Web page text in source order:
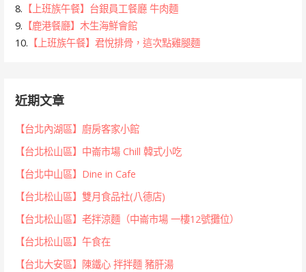
8. 【上班族午餐】台銀員工餐廳 牛肉麵
9. 【鹿港餐廳】木生海鮮會館
10. 【上班族午餐】君悅排骨，這次點雞腿麵
近期文章
【台北內湖區】廚房客家小館
【台北松山區】中崙市場 Chill 韓式小吃
【台北中山區】Dine in Cafe
【台北松山區】雙月食品社(八德店)
【台北松山區】老拌涼麵（中崙市場 一樓12號攤位）
【台北松山區】午食在
【台北大安區】陳鐵心 拌拌麵 豬肝湯